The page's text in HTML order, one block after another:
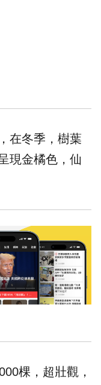
在冬季，樹葉
現金橘色，仙
棵，超壯觀，